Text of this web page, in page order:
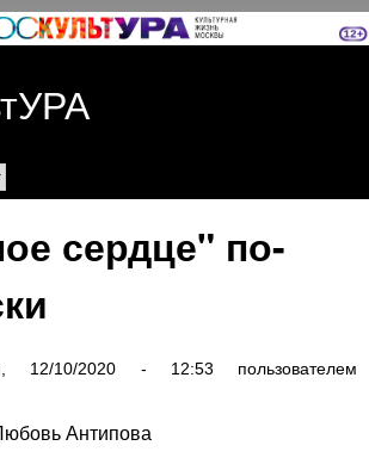
Перейти к основному
сердце" по-
12/10/2020 - 12:53 пользователем
Антипова